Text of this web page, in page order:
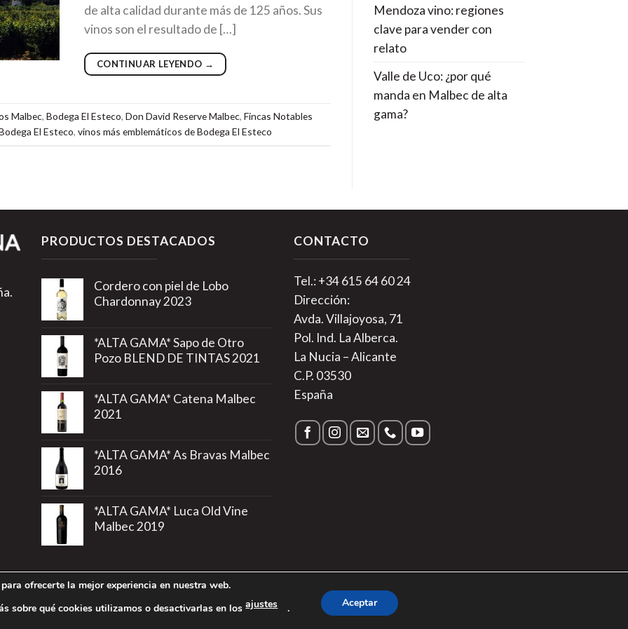
de alta calidad durante más de 125 años. Sus
vinos son el resultado de […]
CONTINUAR LEYENDO →
Malbec, Bodega El Esteco, Don David Reserve Malbec, Fincas Notables
El Esteco, vinos más emblemáticos de Bodega El Esteco
Mendoza vino: regiones
clave para vender con
relato
Valle de Uco: ¿por qué
manda en Malbec de alta
gama?
PRODUCTOS DESTACADOS
Cordero con piel de Lobo
Chardonnay 2023
*ALTA GAMA* Sapo de Otro
Pozo BLEND DE TINTAS 2021
*ALTA GAMA* Catena Malbec
2021
*ALTA GAMA* As Bravas Malbec
2016
*ALTA GAMA* Luca Old Vine
Malbec 2019
CONTACTO
Tel.: +34 615 64 60 24
Dirección:
Avda. Villajoyosa, 71
Pol. Ind. La Alberca.
La Nucia – Alicante
C.P. 03530
España
|Política de Cookies|Más información sobre las Cookies
Aviso Legal
©Vinos de Argentina- Todos los derechos reservados - Región Sur Alimentos SL.
ofrecerte la mejor experiencia en nuestra web.
sobre qué cookies utilizamos o desactivarlas en losajustes . Aceptar